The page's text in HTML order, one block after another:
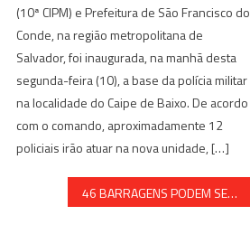
(10ª CIPM) e Prefeitura de São Francisco do
Conde, na região metropolitana de
Salvador, foi inaugurada, na manhã desta
segunda-feira (10), a base da polícia militar
na localidade do Caipe de Baixo. De acordo
com o comando, aproximadamente 12
policiais irão atuar na nova unidade, […]
46 BARRAGENS PODEM SE ROMPER A QUALQUER MOMENTO